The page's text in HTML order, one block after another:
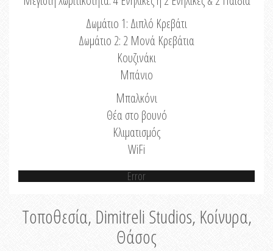
Δωμάτιο 1: Διπλό Κρεβάτι
Δωμάτιο 2: 2 Μονά Κρεβάτια
Κουζινάκι
Μπάνιο
Μπαλκόνι
Θέα στο βουνό
Κλιματισμός
WiFi
Error
Τοποθεσία, Dimitreli Studios, Κοίνυρα,
Θάσος